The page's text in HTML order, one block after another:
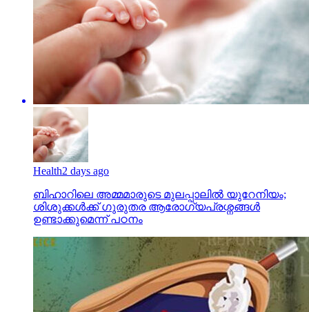
Health2 days ago
ബിഹാറിലെ അമ്മമാരുടെ മുലപ്പാലിൽ യുറേനിയം;
ശിശുക്കൾക്ക് ​ഗുരുതര ആരോ​ഗ്യപ്രശ്നങ്ങൾ
ഉണ്ടാക്കുമെന്ന് പഠനം